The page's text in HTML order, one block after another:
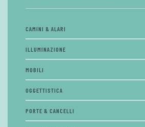
CAMINI & ALARI
ILLUMINAZIONE
MOBILI
OGGETTISTICA
PORTE & CANCELLI